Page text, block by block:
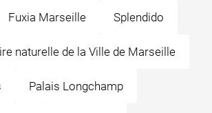
Fuxia Marseille Splendido
naturelle de la Ville de Marseille
Palais Longchamp